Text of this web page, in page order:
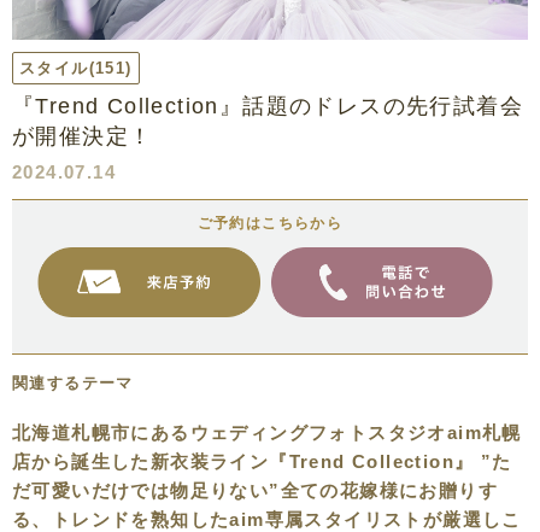
スタイル(151)
『Trend Collection』話題のドレスの先行試着会
が開催決定！
2024.07.14
ご予約はこちらから
関連するテーマ
北海道札幌市にあるウェディングフォトスタジオaim札幌
店から誕生した新衣装ライン『Trend Collection』 ”た
だ可愛いだけでは物足りない”全ての花嫁様にお贈りす
る、トレンドを熟知したaim専属スタイリストが厳選しこ